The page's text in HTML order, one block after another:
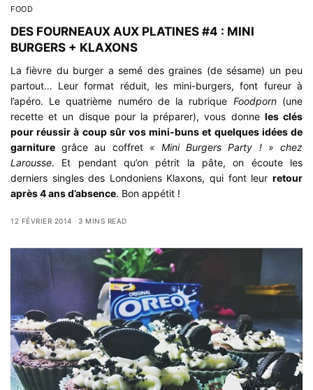
FOOD
DES FOURNEAUX AUX PLATINES #4 : MINI
BURGERS + KLAXONS
La fièvre du burger a semé des graines (de sésame) un peu
partout… Leur format réduit, les mini-burgers, font fureur à
l’apéro. Le quatrième numéro de la rubrique Foodporn(une
recette et un disque pour la préparer), vous donne les clés
pour réussir à coup sûr vos mini-buns et quelques idées de
garniture grâce au coffret « Mini Burgers Party ! » chez
Larousse. Et pendant qu’on pétrit la pâte, on écoute les
derniers singles des Londoniens Klaxons, qui font leur retour
après 4 ans d’absence. Bon appétit !
12 FÉVRIER 2014 3 MINS READ